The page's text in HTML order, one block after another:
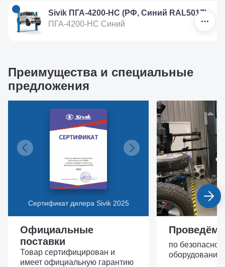
Sivik ПГА-4200-НС (РФ, Синий RAL5017)
ПГА-4200-НС Синий
Преимущества и специальные
предложения
Сертификат дилера Sivik 2025
Официальные
поставки
Товар сертифицирован и
имеет официальную гарантию
Проведём
по
оборудовании.